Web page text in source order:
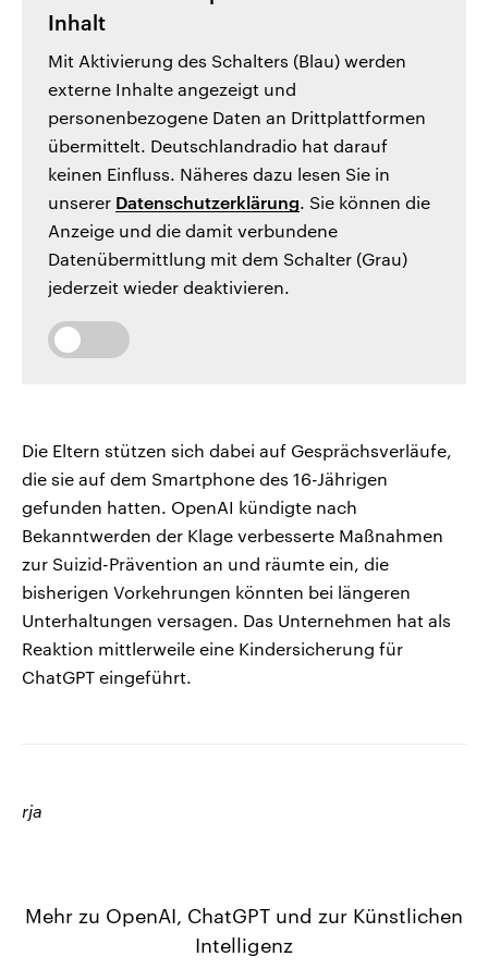
Inhalt
Mit Aktivierung des Schalters (Blau) werden
externe Inhalte angezeigt und
personenbezogene Daten an Drittplattformen
übermittelt. Deutschlandradio hat darauf
keinen Einfluss. Näheres dazu lesen Sie in
unserer Datenschutzerklärung. Sie können die
Anzeige und die damit verbundene
Datenübermittlung mit dem Schalter (Grau)
jederzeit wieder deaktivieren.
Die Eltern stützen sich dabei auf Gesprächsverläufe,
die sie auf dem Smartphone des 16-Jährigen
gefunden hatten. OpenAI kündigte nach
Bekanntwerden der Klage verbesserte Maßnahmen
zur Suizid-Prävention an und räumte ein, die
bisherigen Vorkehrungen könnten bei längeren
Unterhaltungen versagen. Das Unternehmen hat als
Reaktion mittlerweile eine Kindersicherung für
ChatGPT eingeführt.
rja
Mehr zu OpenAI, ChatGPT und zur Künstlichen
Intelligenz